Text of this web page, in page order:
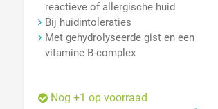
reactieve of allergische huid
Bij huidintoleraties
Met gehydrolyseerde gist en een
vitamine B-complex
Nog +1 op voorraad